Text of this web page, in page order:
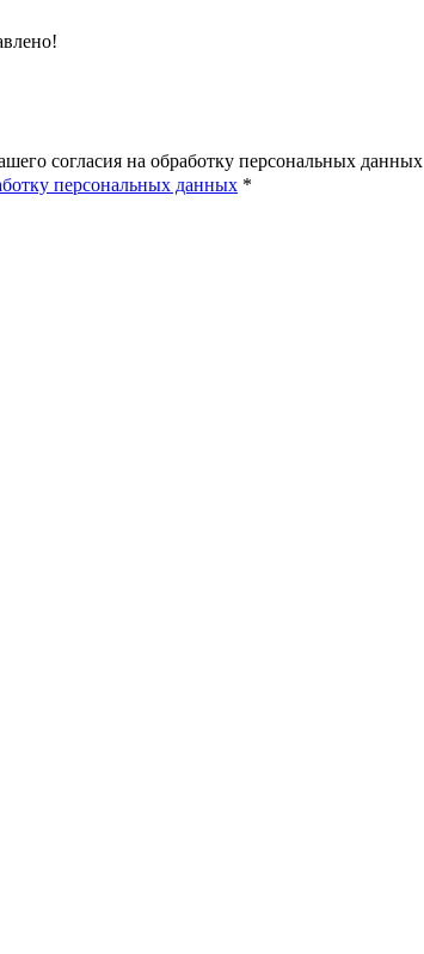
согласия на обработку персональных данных
персональных данных *